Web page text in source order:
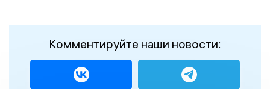
Комментируйте наши новости: